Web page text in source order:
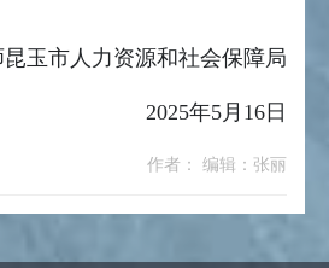
玉市人力资源和社会保障局
2025年5月16日
作者： 编辑：张丽